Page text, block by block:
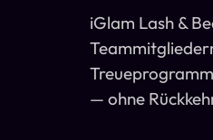
iGlam Lash &
— ohne